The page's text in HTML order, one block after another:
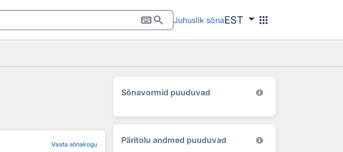
keyboardsearch Juhuslik sõnaEST apps
Vaata sõnakogu
Sõnavormid puuduvad
Päritolu andmed puuduvad